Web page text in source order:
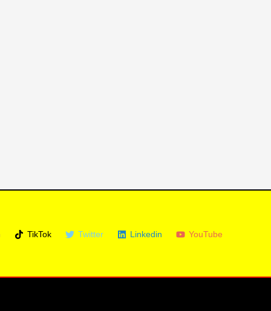
TikTok Twitter Linkedin YouTube